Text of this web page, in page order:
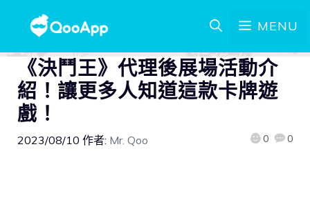
MENU
《決鬥王》代理後展場活動介
紹！讓更多人知道這款卡牌遊
戲！
2023/08/10 作者: Mr. Qoo 0 0